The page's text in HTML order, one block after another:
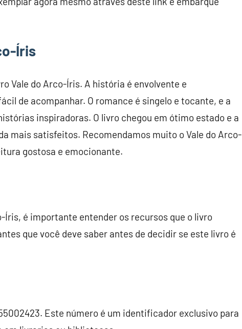
Íris
Vale do Arco-Íris. A história é envolvente e
de acompanhar. O romance é singelo e tocante, e a
inspiradoras. O livro chegou em ótimo estado e a
mais satisfeitos. Recomendamos muito o Vale do Arco-
gostosa e emocionante.
Íris, é importante entender os recursos que o livro
que você deve saber antes de decidir se este livro é
Este número é um identificador exclusivo para